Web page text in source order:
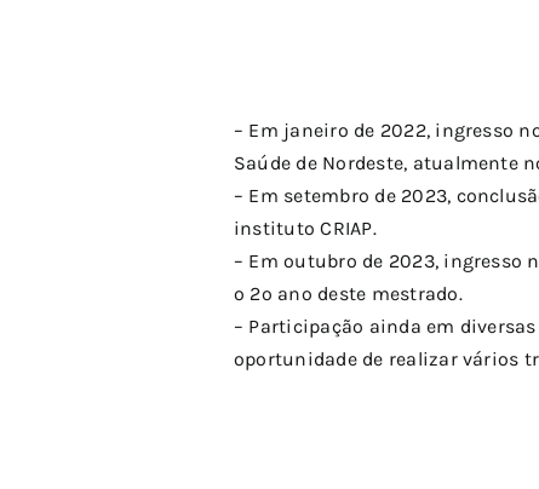
– Em janeiro de 2022, ingresso
Saúde de Nordeste, atualmente
– Em setembro de 2023,
instituto CRIAP.
– Em outubro de 2023, ingresso
o 2º ano deste mestrado.
– Participação ainda em
oportunidade de realizar vários